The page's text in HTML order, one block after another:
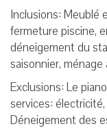
Inclusions: Meublé
fermeture piscine,
déneigement du
saisonnier,
Exclusions: Le
services:
Déneigement des